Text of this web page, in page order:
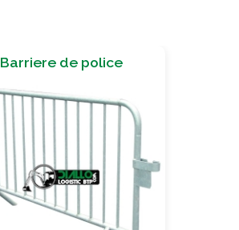
Barriere de police